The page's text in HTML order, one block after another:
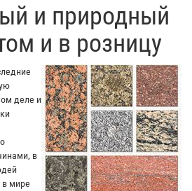
и природный
и в розницу
деле и
в
в мире